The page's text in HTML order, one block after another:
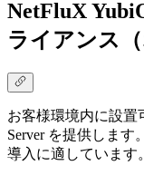
NetFluX
ライアンス
お客様環境内に設置
Server を提供しま
導入に適しています。